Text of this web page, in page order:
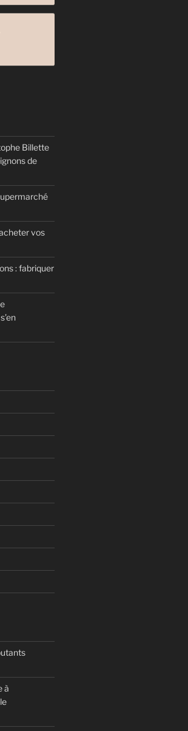
Billette
de
vos
: fabriquer
à